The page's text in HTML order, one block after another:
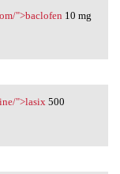
">baclofen 10 mg
">lasix500